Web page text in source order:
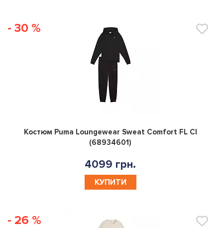
- 30 %
0
Костюм Puma Loungewear Sweat Comfort FL Cl
(68934601)
4099 грн.
КУПИТИ
- 26 %